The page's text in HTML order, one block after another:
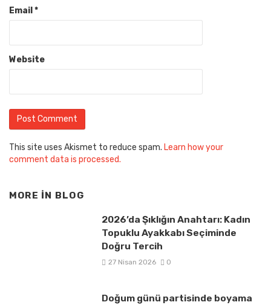
Email *
Website
This site uses Akismet to reduce spam. Learn how your
comment data is processed.
MORE IN BLOG
2026’da Şıklığın Anahtarı: Kadın
Topuklu Ayakkabı Seçiminde
Doğru Tercih
27 Nisan 2026 0
Doğum günü partisinde boyama